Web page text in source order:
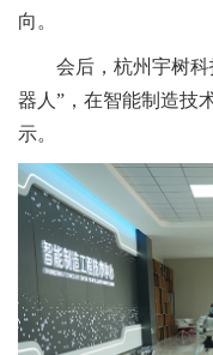
向。
会后，杭州宇树
器人”，在智能制造技
示。